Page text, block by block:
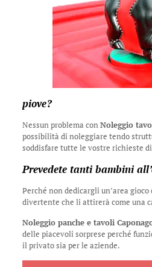
piove?
Nessun problema conNoleggio
possibilità di noleggiare tendo
soddisfare tutte le vostre richieste
Prevedete tanti bambini
Perché non dedicargli un’area
divertente che li attirerà come una
Noleggio panche e tavoli
delle piacevoli sorprese perché
il privato sia per le aziende.